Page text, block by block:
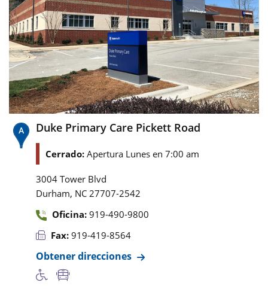
Duke Primary Care Pickett Road
Cerrado: Apertura Lunes en 7:00 am
3004 Tower Blvd
Durham, NC 27707-2542
Oficina: 919-490-9800
Fax: 919-419-8564
Obtener direcciones